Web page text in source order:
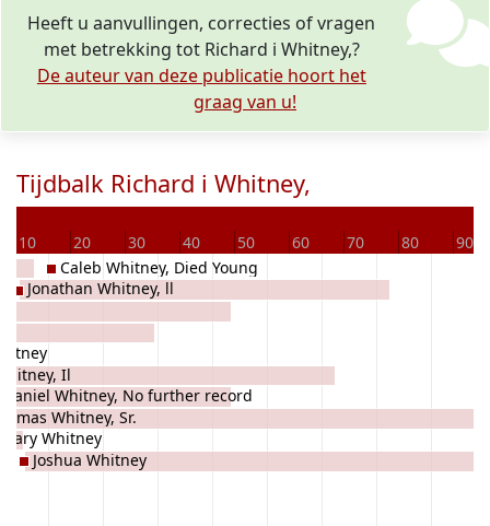
Heeft u aanvullingen, correcties of vragen
met betrekking tot Richard i Whitney,?
De auteur van deze publicatie hoort het
graag van u!
Tijdbalk Richard i Whitney,
10 20 30 40 50 60 70 80 90
Il
Whitney, No further record
Whitney, Sr.
Mary Whitney
Jonathan Whitney, ll
Joshua Whitney
Caleb Whitney, Died Young